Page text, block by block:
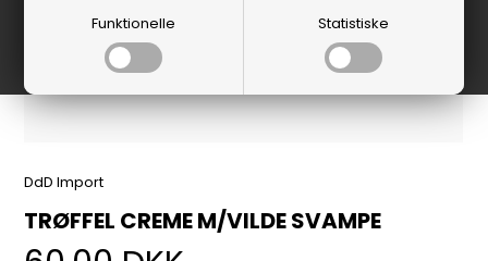
Funktionelle Statistiske
DdD Import
TRØFFEL CREME M/VILDE SVAMPE